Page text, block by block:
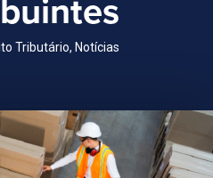
Tributário, Notícias